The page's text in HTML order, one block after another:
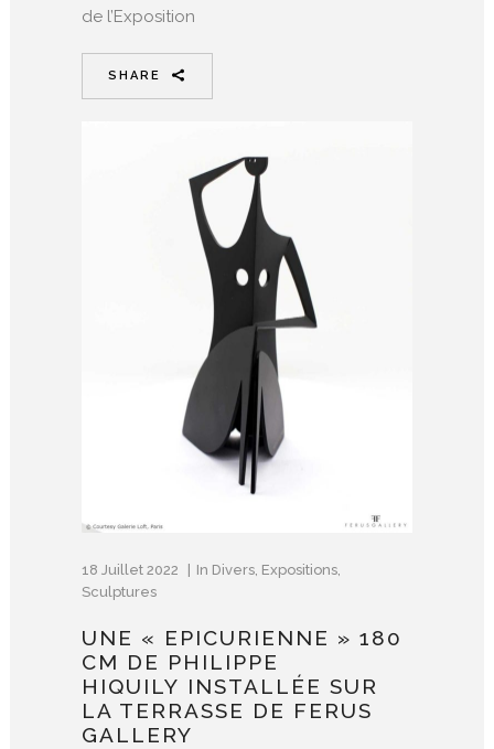
de l’Exposition
SHARE
18 Juillet 2022 In Divers, Expositions,
Sculptures
UNE « EPICURIENNE » 180
CM DE PHILIPPE
HIQUILY INSTALLÉE SUR
LA TERRASSE DE FERUS
GALLERY